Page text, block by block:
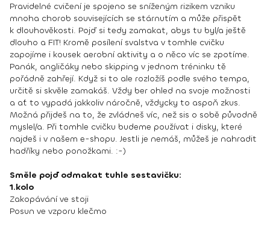
Pravidelné cvičení je spojeno se sníženým rizikem vzniku
mnoha chorob souvisejících se stárnutím a může přispět
k dlouhověkosti. Pojď si tedy zamakat, abys tu byl/a ještě
dlouho a FIT! Kromě posílení svalstva v tomhle cvičku
zapojíme i kousek aerobní aktivity a o něco víc se zpotíme.
Panák, angličáky nebo skipping v jednom tréninku tě
pořádně zahřejí. Když si to ale rozložíš podle svého tempa,
určitě si skvěle zamakáš. Vždy ber ohled na svoje možnosti
a ať to vypadá jakkoliv náročně, vždycky to aspoň zkus.
Možná přijdeš na to, že zvládneš víc, než sis o sobě původně
myslel/a. Při tomhle cvičku budeme používat i disky, které
najdeš i v našem e-shopu. Jestli je nemáš, můžeš je nahradit
hadříky nebo ponožkami. :-)
Směle pojď odmakat tuhle sestavičku:
1.kolo
Zakopávání ve stoji
Posun ve vzporu klečmo